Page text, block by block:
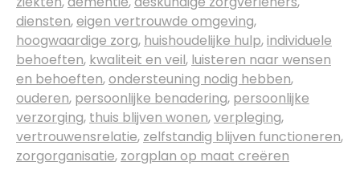
diensten,eigen vertrouwde omgeving,
hoogwaardige zorg, huishoudelijke hulp,individuele
behoeften, kwaliteit en veil, luisteren naar wensen
en behoeften,ondersteuning nodig hebben,
ouderen, persoonlijke benadering, persoonlijke
verzorging, thuis blijven wonen,verpleging,
vertrouwensrelatie, zelfstandig blijven functioneren,
zorgorganisatie, zorgplan op maat creëren